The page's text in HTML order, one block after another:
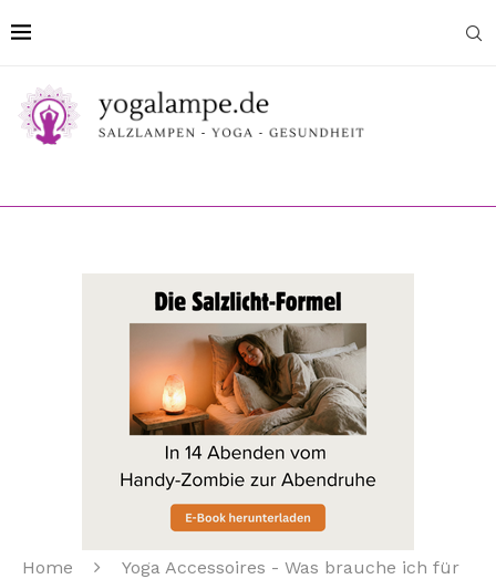
Home
Yoga Accessoires - Was brauche ich für